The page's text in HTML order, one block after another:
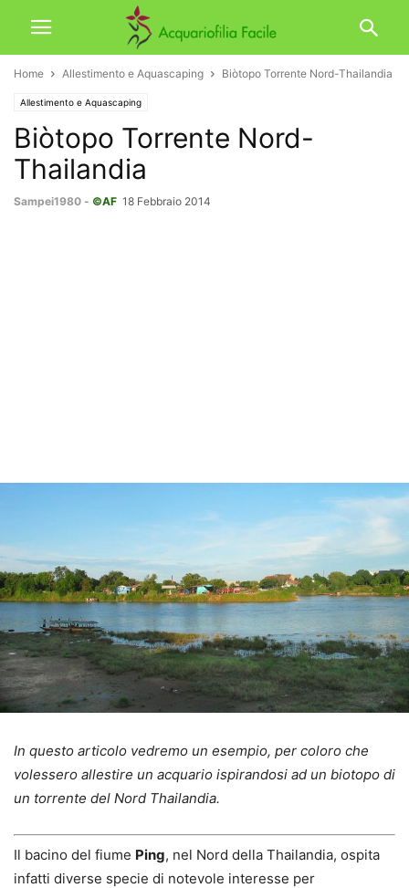
Home Allestimento e Aquascaping Biòtopo Torrente Nord-Thailandia
Allestimento e Aquascaping
Biòtopo Torrente Nord-
Thailandia
Sampei1980 - ©AF 18 Febbraio 2014
In questo articolo vedremo un esempio, per coloro che
volessero allestire un acquario ispirandosi ad un biotopo di
un torrente del Nord Thailandia.
Il bacino del fiume Ping, nel Nord della Thailandia, ospita
infatti diverse specie di notevole interesse per